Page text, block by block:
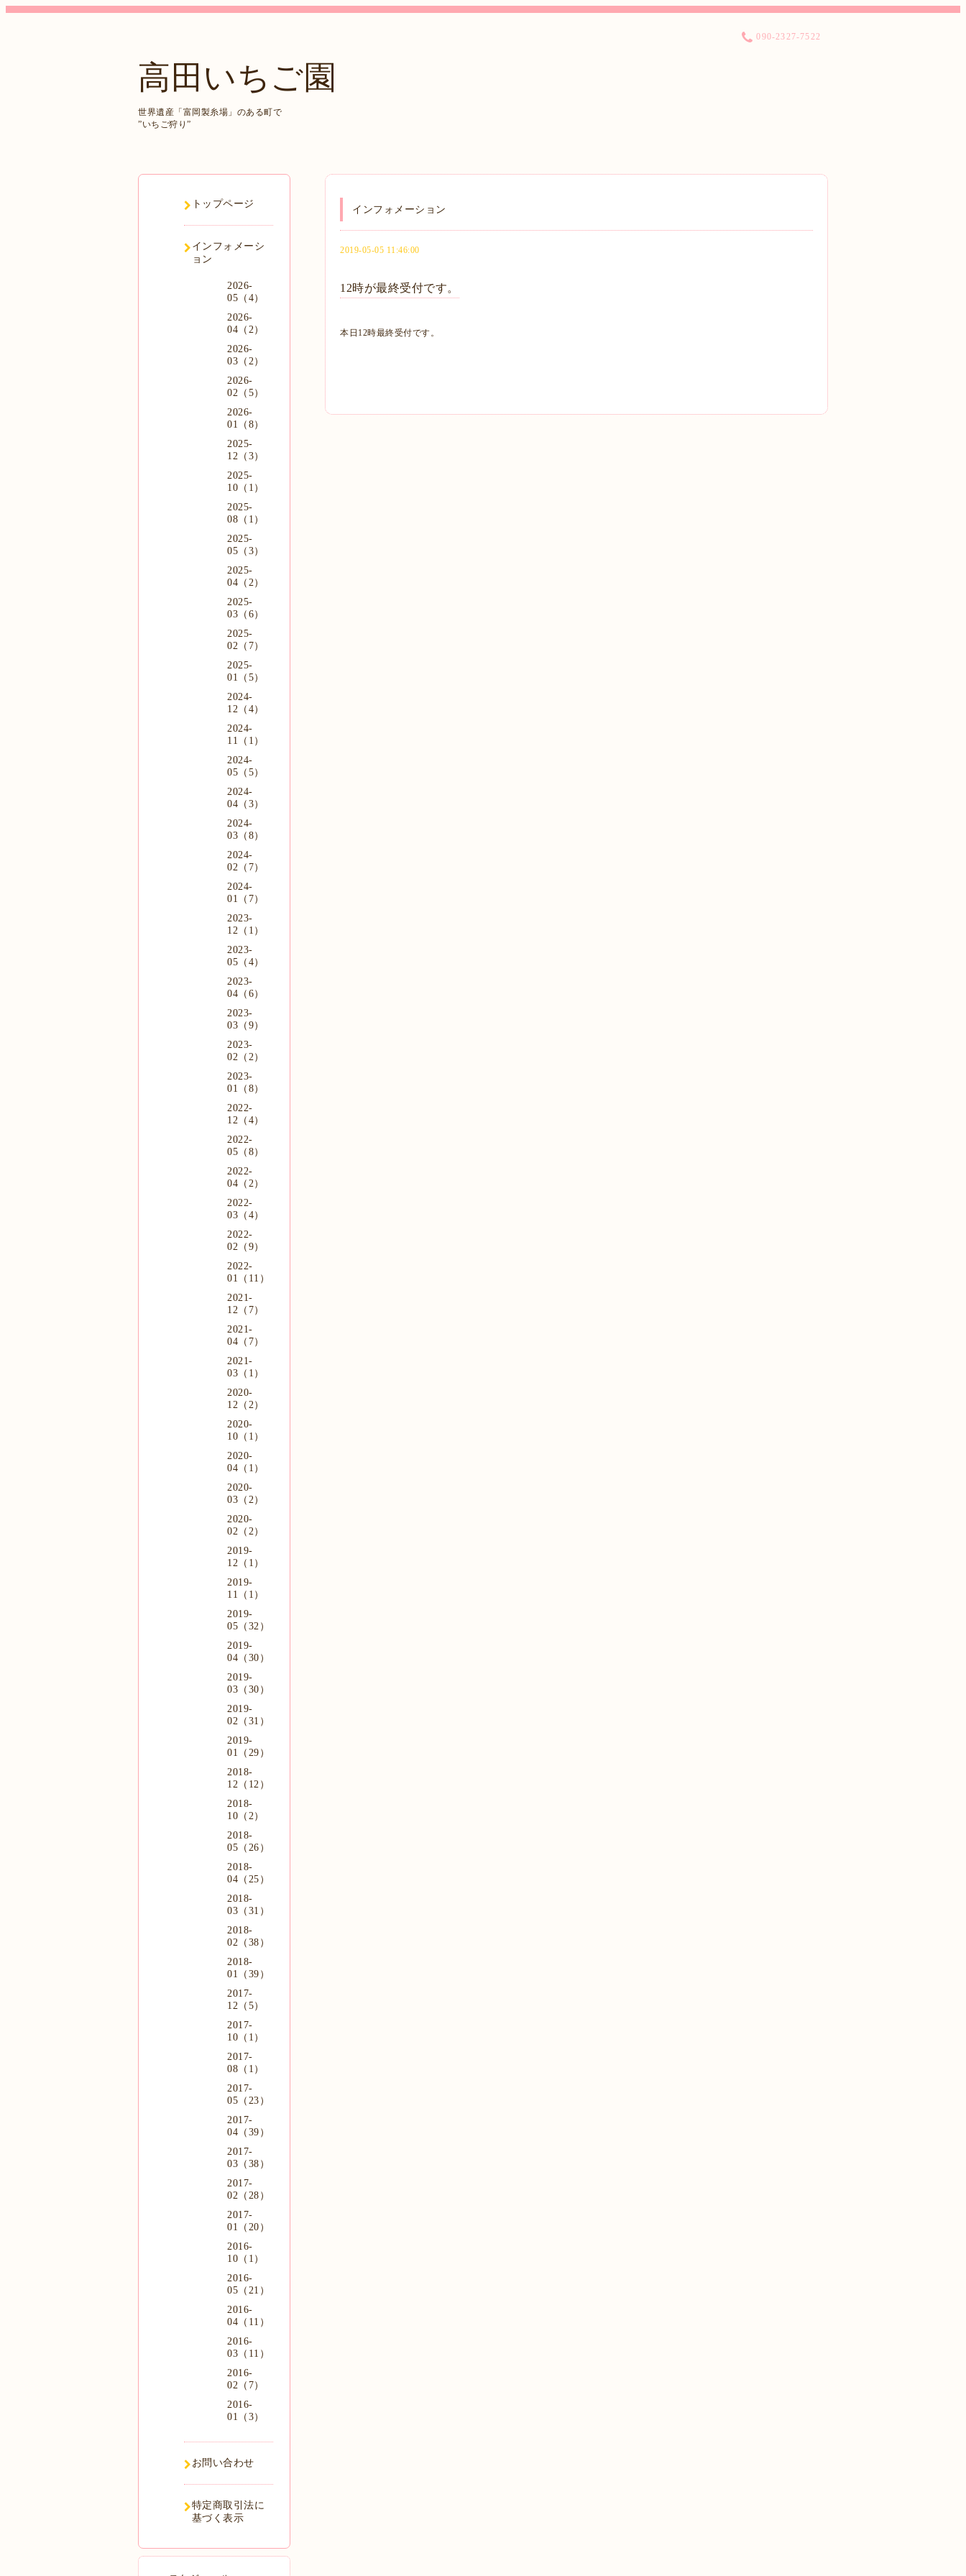
高田いちご園
世界遺産「富岡製糸場」のある町で
”いちご狩り”
090-2327-7522
インフォメーション
2019-05-05 11:46:00
12時が最終受付です。
本日12時最終受付です。
トップページ
インフォメーシ
ョン
2026-
05（4）
2026-
04（2）
2026-
03（2）
2026-
02（5）
2026-
01（8）
2025-
12（3）
2025-
10（1）
2025-
08（1）
2025-
05（3）
2025-
04（2）
2025-
03（6）
2025-
02（7）
2025-
01（5）
2024-
12（4）
2024-
11（1）
2024-
05（5）
2024-
04（3）
2024-
03（8）
2024-
02（7）
2024-
01（7）
2023-
12（1）
2023-
05（4）
2023-
04（6）
2023-
03（9）
2023-
02（2）
2023-
01（8）
2022-
12（4）
2022-
05（8）
2022-
04（2）
2022-
03（4）
2022-
02（9）
2022-
01（11）
2021-
12（7）
2021-
04（7）
2021-
03（1）
2020-
12（2）
2020-
10（1）
2020-
04（1）
2020-
03（2）
2020-
02（2）
2019-
12（1）
2019-
11（1）
2019-
05（32）
2019-
04（30）
2019-
03（30）
2019-
02（31）
2019-
01（29）
2018-
12（12）
2018-
10（2）
2018-
05（26）
2018-
04（25）
2018-
03（31）
2018-
02（38）
2018-
01（39）
2017-
12（5）
2017-
10（1）
2017-
08（1）
2017-
05（23）
2017-
04（39）
2017-
03（38）
2017-
02（28）
2017-
01（20）
2016-
10（1）
2016-
05（21）
2016-
04（11）
2016-
03（11）
2016-
02（7）
2016-
01（3）
お問い合わせ
特定商取引法に
基づく表示